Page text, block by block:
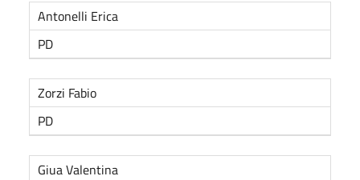
Antonelli Erica
PD
Zorzi Fabio
PD
Giua Valentina